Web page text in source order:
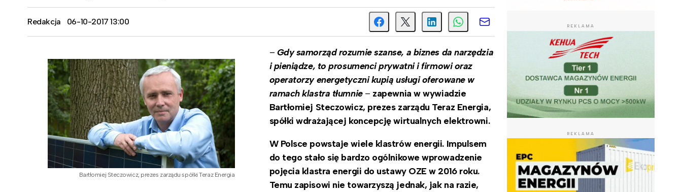
Redakcja 06-10-2017 13:00
Bartłomiej Steczowicz, prezes zarządu spółki Teraz Energia
– Gdy samorząd rozumie szanse, a biznes da narzędzia
i pieniądze, to prosumenci prywatni i firmowi oraz
operatorzy energetyczni kupią usługi oferowane w
ramach klastra tłumnie – zapewnia w wywiadzie
Bartłomiej Steczowicz, prezes zarządu Teraz Energia,
spółki wdrażającej koncepcję wirtualnych elektrowni.
W Polsce powstaje wiele klastrów energii. Impulsem
do tego stało się bardzo ogólnikowe wprowadzenie
pojęcia klastra energii do ustawy OZE w 2016 roku.
Temu zapisowi nie towarzyszą jednak, jak na razie,
REKLAMA
REKLAMA